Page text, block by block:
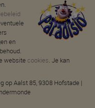
en
website cookies. Je kan
op Aalst 85, 9308 Hofstade |